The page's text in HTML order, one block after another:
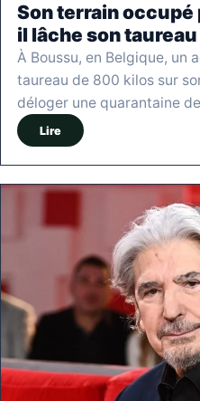
Son terrain
il lâche son
À Boussu, en Belgique, un
taureau de 800 kilos sur
déloger une quarantaine
Lire